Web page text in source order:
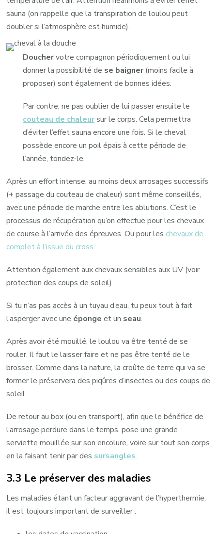
sauna (on rappelle que la transpiration de loulou peut
doubler si l’atmosphère est humide).
Douchervotre compagnon périodiquement ou lui
donner la possibilité de se baigner(moins facile à
proposer) sont également de bonnes idées.
Par contre, ne pas oublier de lui passer ensuite le
couteau de chaleursur le corps. Cela permettra
d’éviter l’effet sauna encore une fois. Si le cheval
possède encore un poil épais à cette période de
l’année, tondez-le.
Après un effort intense, au moins deux arrosages successifs
(+ passage du couteau de chaleur) sont même conseillés,
avec une période de marche entre les ablutions. C’est le
processus de récupération qu’on effectue pour les chevaux
de course à l’arrivée des épreuves. Ou pour leschevaux de
complet à l’issue du cross.
Attention également aux chevaux sensibles aux UV (voir
protection des coups de soleil)
Si tu n’as pas accès à un tuyau d’eau, tu peux tout à fait
l’asperger avec une éponge et un seau.
Après avoir été mouillé, le loulou va être tenté de se
rouler. Il faut le laisser faire et ne pas être tenté de le
brosser. Comme dans la nature, la croûte de terre qui va se
former le préservera des piqûres d’insectes ou des coups de
soleil.
De retour au box (ou en transport), afin que le bénéfice de
l’arrosage perdure dans le temps, pose une grande
serviette mouillée sur son encolure, voire sur tout son corps
en la faisant tenir par dessursangles.
3.3 Le préserver des maladies
Les maladies étant un facteur aggravant de l’hyperthermie,
il est toujours important de surveiller :